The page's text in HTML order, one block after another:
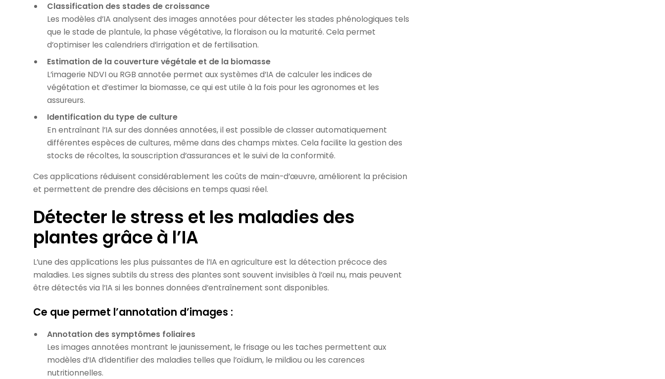
Classification des stades de croissance
Les modèles d’IA analysent des images annotées pour détecter les stades phénologiques tels
que le stade de plantule, la phase végétative, la floraison ou la maturité. Cela permet
d’optimiser les calendriers d’irrigation et de fertilisation.
Estimation de la couverture végétale et de la biomasse
L’imagerie NDVI ou RGB annotée permet aux systèmes d’IA de calculer les indices de
végétation et d’estimer la biomasse, ce qui est utile à la fois pour les agronomes et les
assureurs.
Identification du type de culture
En entraînant l’IA sur des données annotées, il est possible de classer automatiquement
différentes espèces de cultures, même dans des champs mixtes. Cela facilite la gestion des
stocks de récoltes, la souscription d’assurances et le suivi de la conformité.
Ces applications réduisent considérablement les coûts de main-d’œuvre, améliorent la précision
et permettent de prendre des décisions en temps quasi réel.
Détecter le stress et les maladies des
plantes grâce à l’IA
L’une des applications les plus puissantes de l’IA en agriculture est la détection précoce des
maladies. Les signes subtils du stress des plantes sont souvent invisibles à l’œil nu, mais peuvent
être détectés via l’IA si les bonnes données d’entraînement sont disponibles.
Ce que permet l’annotation d’images :
Annotation des symptômes foliaires
Les images annotées montrant le jaunissement, le frisage ou les taches permettent aux
modèles d’IA d’identifier des maladies telles que l’oïdium, le mildiou ou les carences
nutritionnelles.